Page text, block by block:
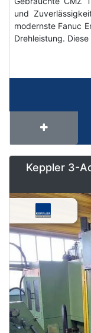
und
modernste Fanuc
Drehleistung.
Keppler 3-